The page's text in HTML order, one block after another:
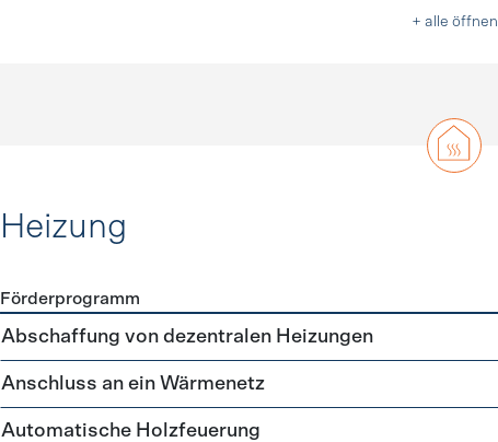
+ alle öffnen
Heizung
Förderprogramme Heizung
Förderprogramm
Abschaffung von dezentralen Heizungen
Anschluss an ein Wärmenetz
Automatische Holzfeuerung